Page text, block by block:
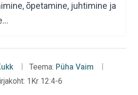
õpetamine, juhtimine ja
Teema: Püha Vaim
1Kr 12:4-6